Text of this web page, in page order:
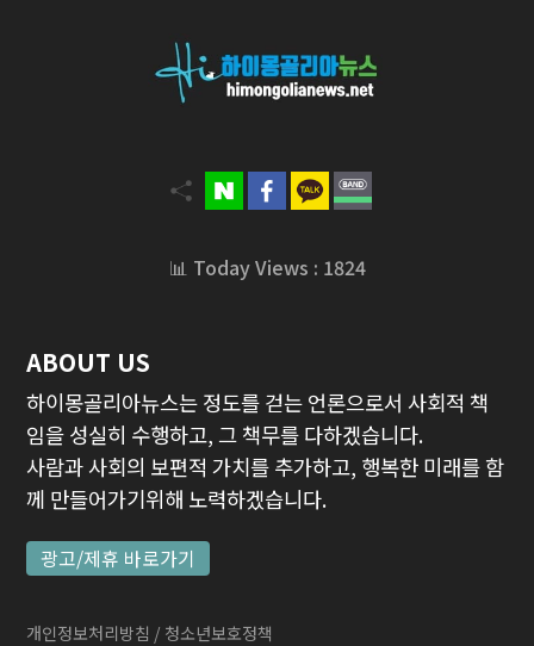
📊 Today Views : 1824
ABOUT US
하이몽골리아뉴스는 정도를 걷는 언론으로서 사회적 책
임을 성실히 수행하고, 그 책무를 다하겠습니다.
사람과 사회의 보편적 가치를 추가하고, 행복한 미래를 함
께 만들어가기위해 노력하겠습니다.
광고/제휴 바로가기
개인정보처리방침 / 청소년보호정책